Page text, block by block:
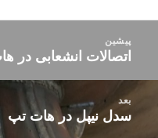
نوشته‌ها
پیشین
نوشته
اتصالات انشعابی در
بعد
نوشته
سدل نیپل در هات تپ